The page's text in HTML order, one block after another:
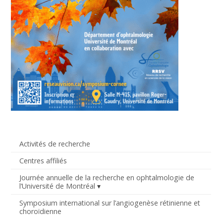
Activités de recherche
Centres affiliés
Journée annuelle de la recherche en ophtalmologie de
l’Université de Montréal
Symposium international sur l’angiogenèse rétinienne et
choroïdienne